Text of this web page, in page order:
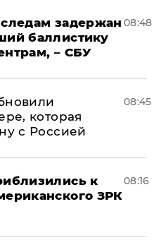
задержан
баллистику
– СБУ
08:48
которая
с Россией
08:45
к
ЗРК
08:16